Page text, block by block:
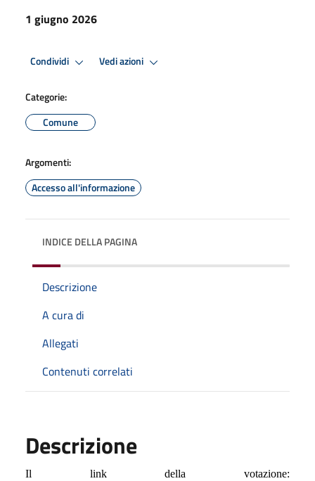
1 giugno 2026
Condividi Vedi azioni
Categorie:
Comune
Argomenti:
Accesso all'informazione
INDICE DELLA PAGINA
Descrizione
A cura di
Allegati
Contenuti correlati
Descrizione
Il link della votazione: